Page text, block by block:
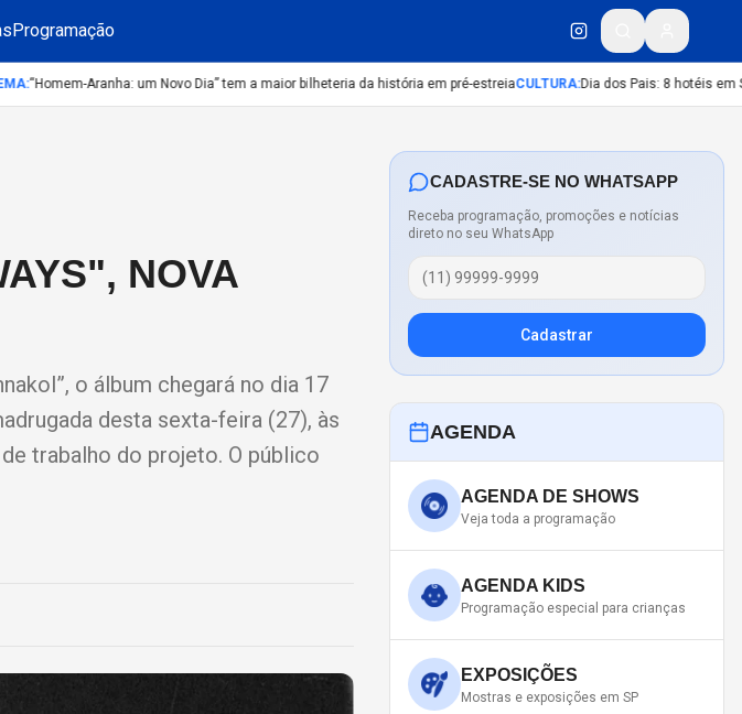
Programação
:“Homem-Aranha: um Novo Dia” tem a maior bilheteria da história em pré-estreiaCULTURA:Dia dos Pais: 8 hotéis em
NOVA
o álbum chegará no dia 17
desta sexta-feira (27), às
trabalho do projeto. O público
CADASTRE-SE NO WHATSAPP
Receba programação, promoções e notícias
direto no seu WhatsApp
Cadastrar
AGENDA
AGENDA DE SHOWS
Veja toda a programação
AGENDA KIDS
Programação especial para crianças
EXPOSIÇÕES
Mostras e exposições em SP